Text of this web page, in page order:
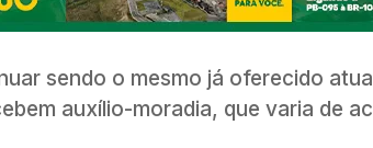
sendo o mesmo já oferecido
auxílio-moradia, que varia de